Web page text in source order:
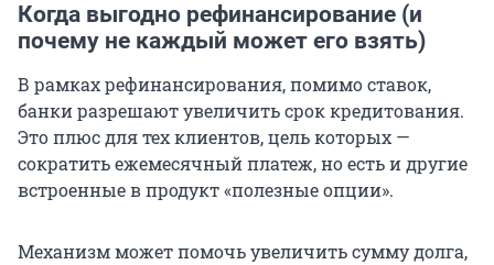
Когда выгодно рефинансирование (и
почему не каждый может его взять)
В рамках рефинансирования, помимо ставок,
банки разрешают увеличить срок кредитования.
Это плюс для тех клиентов, цель которых —
сократить ежемесячный платеж, но есть и другие
встроенные в продукт «полезные опции».
Механизм может помочь увеличить сумму долга,